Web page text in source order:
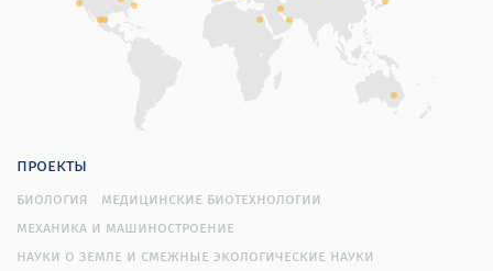
проекты
биология
медицинские биотехнологии
механика и машиностроение
науки о земле и смежные экологические науки